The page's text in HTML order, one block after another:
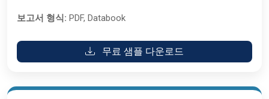
보고서 형식: PDF, Databook
무료 샘플 다운로드